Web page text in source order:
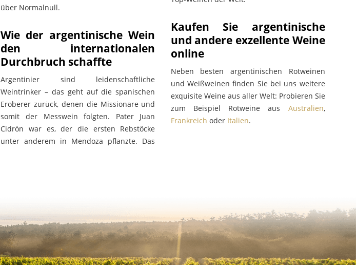
über Normalnull.
Wie der argentinische Wein
den internationalen
Durchbruch schaffte
Argentinier sind leidenschaftliche
Weintrinker – das geht auf die spanischen
Eroberer zurück, denen die Missionare und
somit der Messwein folgten. Pater Juan
Cidrón war es, der die ersten Rebstöcke
unter anderem in Mendoza pflanzte. Das
Kaufen Sie argentinische
und andere exzellente Weine
online
Neben besten argentinischen Rotweinen
und Weißweinen finden Sie bei uns weitere
exquisite Weine aus aller Welt: Probieren Sie
zum Beispiel Rotweine aus Australien,
Frankreich oder Italien.